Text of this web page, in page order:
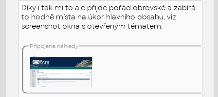
Díky i tak mi to ale přijde pořád obrovské a zabírá
to hodně místa na úkor hlavního obsahu, viz
screenshot okna s otevřeným tématem.
Připojené náhledy